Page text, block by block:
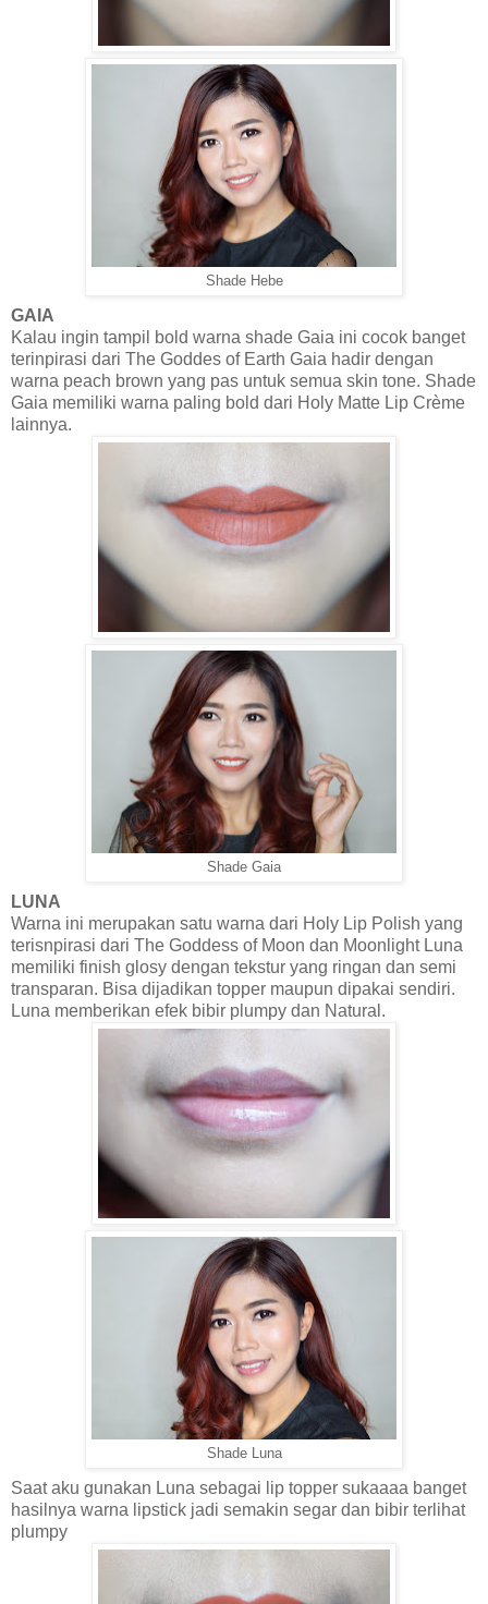
Shade Hebe
GAIA
Kalau ingin tampil bold warna shade Gaia ini cocok banget
terinpirasi dari The Goddes of Earth Gaia hadir dengan
warna peach brown yang pas untuk semua skin tone. Shade
Gaia memiliki warna paling bold dari Holy Matte Lip Crème
lainnya.
Shade Gaia
LUNA
Warna ini merupakan satu warna dari Holy Lip Polish yang
terisnpirasi dari The Goddess of Moon dan Moonlight Luna
memiliki finish glosy dengan tekstur yang ringan dan semi
transparan. Bisa dijadikan topper maupun dipakai sendiri.
Luna memberikan efek bibir plumpy dan Natural.
Shade Luna
Saat aku gunakan Luna sebagai lip topper sukaaaa banget
hasilnya warna lipstick jadi semakin segar dan bibir terlihat
plumpy